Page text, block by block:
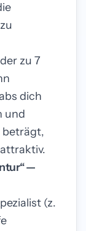
zu 7
dich
und
beträgt,
—
(z.